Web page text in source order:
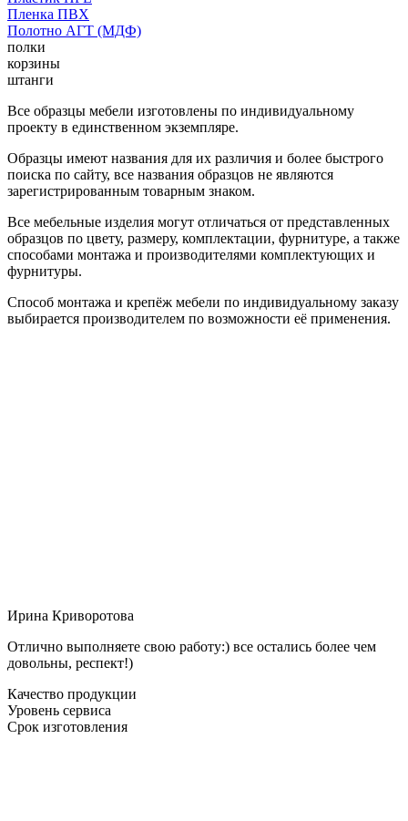
Пленка ПВХ
Полотно АГТ (МДФ)
полки
корзины
штанги
Все образцы мебели изготовлены по индивидуальному
проекту в единственном экземпляре.
Образцы имеют названия для их различия и более быстрого
поиска по сайту, все названия образцов не являются
зарегистрированным товарным знаком.
Все мебельные изделия могут отличаться от представленных
образцов по цвету, размеру, комплектации, фурнитуре, а также
способами монтажа и производителями комплектующих и
фурнитуры.
Способ монтажа и крепёж мебели по индивидуальному заказу
выбирается производителем по возможности её применения.
Ирина Криворотова
Отлично выполняете свою работу:) все остались более чем
довольны, респект!)
Качество продукции
Уровень сервиса
Срок изготовления